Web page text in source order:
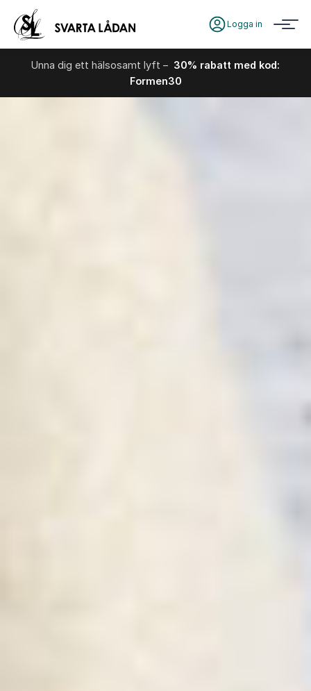
Logga in
Unna dig ett hälsosamt lyft – 30% rabatt med kod:
Formen30